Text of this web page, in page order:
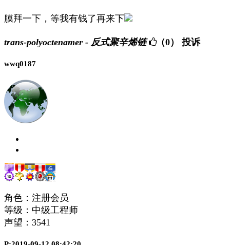
膜拜一下，等我有钱了再来下
trans-polyoctenamer - 反式聚辛烯链 （0） 投诉
wwq0187
角色：注册会员
等级：中级工程师
声望： 3541